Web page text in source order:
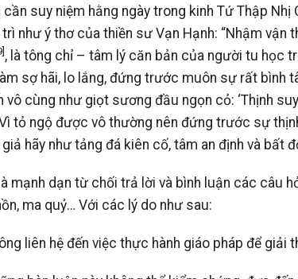
cần suy niệm hằng ngày trong kinh Tứ Thập
trì như ý thơ của thiền sư Vạn Hạnh: “Nhậm
, là tông chỉ – tâm lý căn bản của người tu học
sợ hãi, lo lắng, đứng trước muôn sự rất bình
vô cùng như giọt sương đầu ngọn cỏ: ‘Thịnh
Vì tỏ ngộ được vô thường nên đứng trước sự
giả hãy như tảng đá kiên cố, tâm an định và bất
mạnh dạn từ chối trả lời và bình luận các câu
ma quỷ… Với các lý do như sau:
liên hệ đến việc thực hành giáo pháp để giải